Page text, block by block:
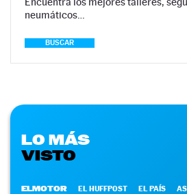
neumáticos…
BUSCAR
LO MÁS
VISTO
ELMOTOR EL HUFFPOST EL PAÍS AS